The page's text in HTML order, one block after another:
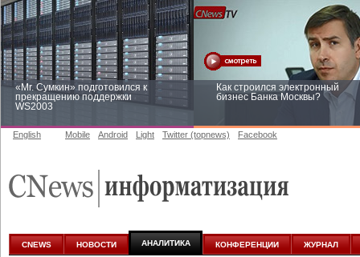
«Mr. Сумкин» подготовился к
прекращению поддержки
WS2003
Как строился электронный
бизнес Банка Москвы?
аналитике
English Mobile Android Light Twitter (topnews) Facebook
CNEWS НОВОСТИ АНАЛИТИКА КОНФЕРЕНЦИИ ЖУРНАЛ